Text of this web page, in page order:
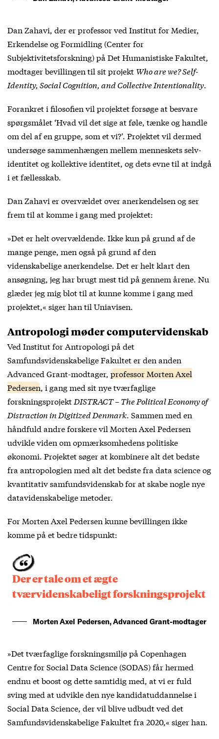
Dan Zahavi, der er professor ved Institut for Medier,
Erkendelse og Formidling (Center for
Subjektivitetsforskning) på Det Humanistiske Fakultet,
modtager bevillingen til sit projekt Who are we? Self-
Identity, Social Cognition, and Collective Intentionality.
Forankret i filosofien vil projektet forsøge at besvare
spørgsmålet ‘Hvad vil det sige at føle, tænke og handle
om del af en gruppe, som et vi?’. Projektet vil dermed
undersøge sammenhængen mellem menneskets selv-
identitet og kollektive identitet, og dets evne til at indgå
i et fællesskab.
Dan Zahavi er overvældet over anerkendelsen og ser
frem til at komme i gang med projektet:
»Det er helt overvældende. Ikke kun på grund af de
mange penge, men også på grund af den
videnskabelige anerkendelse. Det er helt klart den
ansøgning, jeg har brugt mest tid på gennem årene. Nu
glæder jeg mig blot til at kunne komme i gang med
projektet,« siger han til Uniavisen.
Antropologi møder computervidenskab
Ved Institut for Antropologi på det
Samfundsvidenskabelige Fakultet er den anden
Advanced Grant-modtager, professor Morten Axel
Pedersen, i gang med sit nye tværfaglige
forskningsprojekt DISTRACT – The Political Economy of
Distraction in Digitized Denmark. Sammen med en
håndfuld andre forskere vil Morten Axel Pedersen
udvikle viden om opmærksomhedens politiske
økonomi. Projektet søger at kombinere alt det bedste
fra antropologien med alt det bedste fra data science og
kvantitativ samfundsvidenskab for at skabe nogle nye
datavidenskabelige metoder.
For Morten Axel Pedersen kunne bevillingen ikke
komme på et bedre tidspunkt:
Der er tale om et ægte
tværvidenskabeligt forskningsprojekt
Morten Axel Pedersen, Advanced Grant-modtager
»Det tværfaglige forskningsmiljø på Copenhagen
Centre for Social Data Science (SODAS) får hermed
endnu et boost og dette samtidig med, at vi er fuld
sving med at udvikle den nyekandidatuddannelse i
Social Data Science, der vil blive udbudt ved det
Samfundsvidenskabelige Fakultet fra 2020,« siger han.